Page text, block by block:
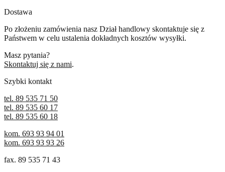
Dostawa
Po złożeniu zamówienia nasz Dział handlowy skontaktuje się z
Państwem w celu ustalenia dokładnych kosztów wysyłki.
Masz pytania?
Skontaktuj się z nami.
Szybki kontakt
tel. 89 535 71 50
tel. 89 535 60 17
tel. 89 535 60 18
kom. 693 93 94 01
kom. 693 93 93 26
fax. 89 535 71 43